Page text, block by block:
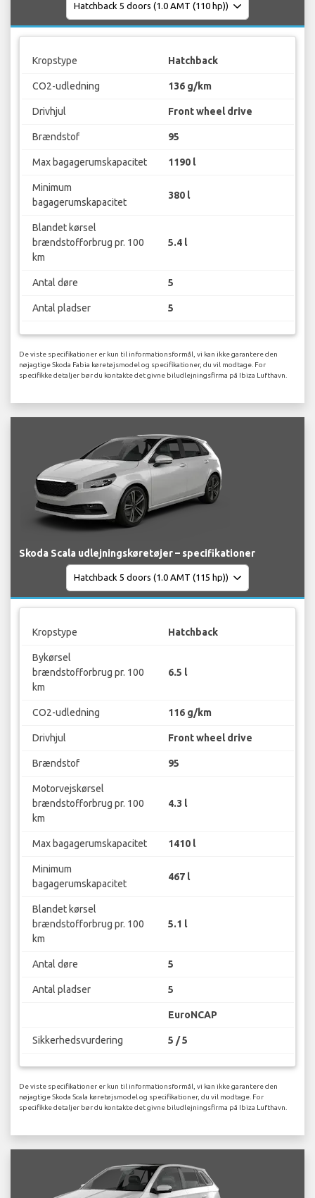
Kropstype Hatchback
CO2-udledning 136 g/km
Drivhjul Front wheel drive
Brændstof 95
Max bagagerumskapacitet 1190 l
Minimum
bagagerumskapacitet
380 l
Blandet kørsel
brændstofforbrug pr. 100
km
5.4 l
Antal døre 5
Antal pladser 5
De viste specifikationer er kun til informationsformål, vi kan ikke garantere den
nøjagtige Skoda Fabia køretøjsmodel og specifikationer, du vil modtage. For
specifikke detaljer bør du kontakte det givne biludlejningsfirma på Ibiza Lufthavn.
Skoda Scala udlejningskøretøjer – specifikationer
Kropstype Hatchback
Bykørsel
brændstofforbrug pr. 100
km
6.5 l
CO2-udledning 116 g/km
Drivhjul Front wheel drive
Brændstof 95
Motorvejskørsel
brændstofforbrug pr. 100
km
4.3 l
Max bagagerumskapacitet 1410 l
Minimum
bagagerumskapacitet
467 l
Blandet kørsel
brændstofforbrug pr. 100
km
5.1 l
Antal døre 5
Antal pladser 5
EuroNCAP
Sikkerhedsvurdering 5 / 5
De viste specifikationer er kun til informationsformål, vi kan ikke garantere den
nøjagtige Skoda Scala køretøjsmodel og specifikationer, du vil modtage. For
specifikke detaljer bør du kontakte det givne biludlejningsfirma på Ibiza Lufthavn.